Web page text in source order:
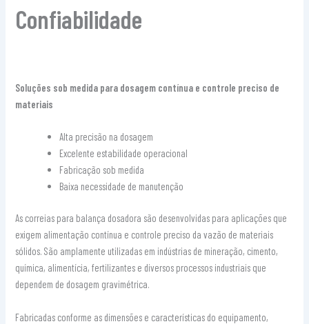
Confiabilidade
Soluções sob medida para dosagem contínua e controle preciso de
materiais
Alta precisão na dosagem
Excelente estabilidade operacional
Fabricação sob medida
Baixa necessidade de manutenção
As correias para balança dosadora são desenvolvidas para aplicações que
exigem alimentação contínua e controle preciso da vazão de materiais
sólidos. São amplamente utilizadas em indústrias de mineração, cimento,
química, alimentícia, fertilizantes e diversos processos industriais que
dependem de dosagem gravimétrica.
Fabricadas conforme as dimensões e características do equipamento,